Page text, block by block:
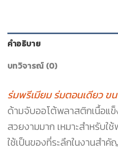
คำอธิบาย
บทวิจารณ์ (0)
ร่มพรีเมียม ร่มตอนเดียว ข
ด้ามจับออโต้พลาสติกเนื้อแข็
สวยงามมาก เหมาะสำหรับ
ใช้เป็นของที่ระลึกในงานสำ